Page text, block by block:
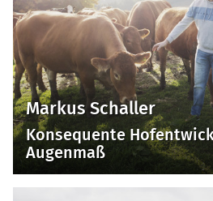
Markus Schaller
Konsequente
Augenmaß